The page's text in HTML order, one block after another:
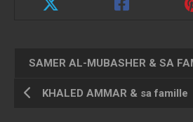
SAMER AL-MUBASHER & SA
KHALED AMMAR & sa famille